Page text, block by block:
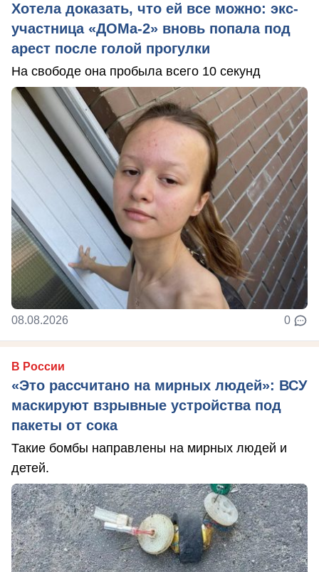
Хотела доказать, что ей все можно: экс-
участница «ДОМа-2» вновь попала под
арест после голой прогулки
На свободе она пробыла всего 10 секунд
08.08.2026 0
В России
«Это рассчитано на мирных людей»: ВСУ
маскируют взрывные устройства под
пакеты от сока
Такие бомбы направлены на мирных людей и
детей.